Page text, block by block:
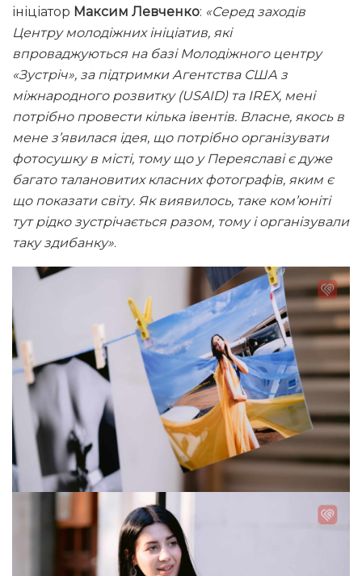
ініціатор Максим Левченко: «Серед заходів
Центру молодіжних ініціатив, які
впроваджуються на базі Молодіжного центру
«Зустріч», за підтримки Агентства США з
міжнародного розвитку (USAID) та IREX, мені
потрібно провести кілька івентів. Власне, якось в
мене з’явилася ідея, що потрібно організувати
фотосушку в місті, тому що у Переяславі є дуже
багато талановитих класних фотографів, яким є
що показати світу. Як виявилось, таке ком’юніті
тут рідко зустрічається разом, тому і організували
таку здибанку».